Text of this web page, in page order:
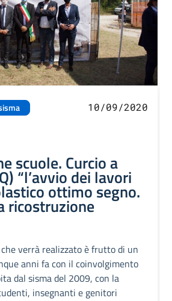
10/09/2020
scuole. Curcio a
“l’avvio dei lavori
ottimo segno.
ricostruzione
che verrà realizzato è frutto di un
anni fa con il coinvolgimento
dal sisma del 2009, con la
insegnanti e genitori